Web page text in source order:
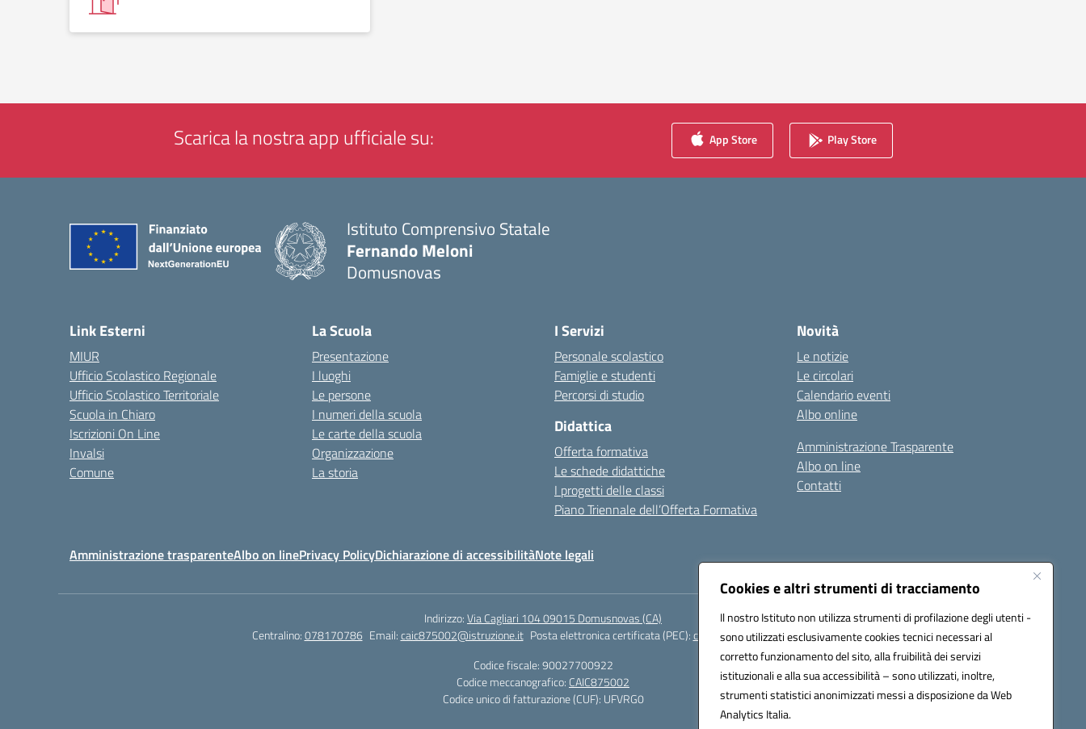
Cookies e altri strumenti di tracciamento
Il nostro Istituto non utilizza strumenti di profilazione degli utenti -
sono utilizzati esclusivamente cookies tecnici necessari al
corretto funzionamento del sito, alla fruibilità dei servizi
istituzionali e alla sua accessibilità – sono utilizzati, inoltre,
strumenti statistici anonimizzati messi a disposizione da Web
Analytics Italia.
Scarica la nostra app ufficiale su: App Store Play Store
Istituto Comprensivo Statale
Fernando Meloni
Domusnovas
Link Esterni
MIUR
Ufficio Scolastico Regionale
Ufficio Scolastico Territoriale
Scuola in Chiaro
Iscrizioni On Line
Invalsi
Comune
La Scuola
Presentazione
I luoghi
Le persone
I numeri della scuola
Le carte della scuola
Organizzazione
La storia
I Servizi
Personale scolastico
Famiglie e studenti
Percorsi di studio
Didattica
Offerta formativa
Le schede didattiche
I progetti delle classi
Piano Triennale dell’Offerta Formativa
Novità
Le notizie
Le circolari
Calendario eventi
Albo online
Amministrazione Trasparente
Albo on line
Contatti
Amministrazione trasparenteAlbo on linePrivacy PolicyDichiarazione di accessibilitàNote legali
Indirizzo:Via Cagliari 104 09015 Domusnovas (CA)
Centralino:078170786 Email:caic875002@istruzione.it Posta elettronica certificata (PEC):caic875002@pec.istruzione.it
Codice fiscale: 90027700922
Codice meccanografico: CAIC875002
Codice unico di fatturazione (CUF): UFVRG0